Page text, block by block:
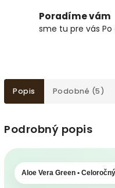
Poradíme vám
sme tu pre vás Po
Popis Podobné (5)
Podrobný popis
Aloe Vera Green •